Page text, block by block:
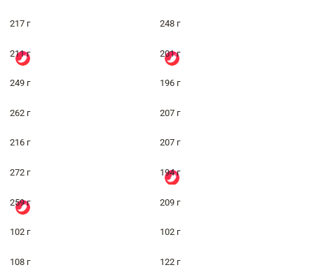
217 г 248 г
211 г 201 г
249 г 196 г
262 г 207 г
216 г 207 г
272 г 194 г
259 г 209 г
102 г 102 г
108 г 122 г